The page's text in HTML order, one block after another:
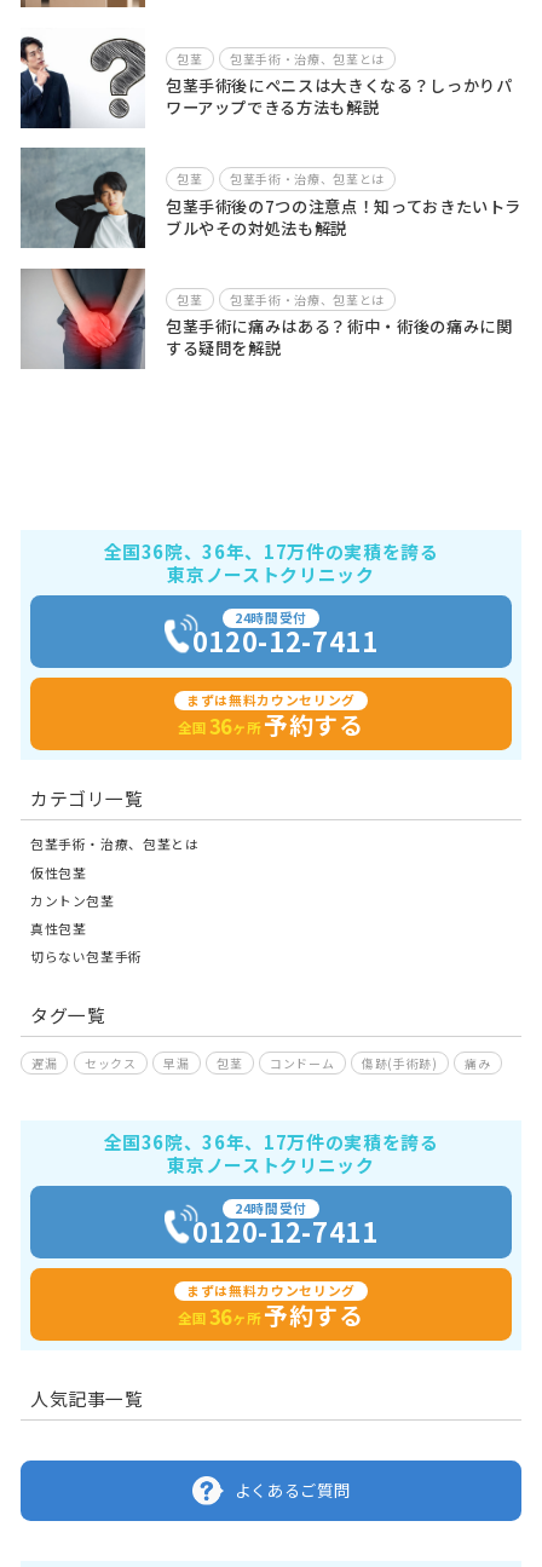
包茎 包茎手術・治療、包茎とは
包茎手術後にペニスは大きくなる？しっかりパ
ワーアップできる方法も解説
包茎 包茎手術・治療、包茎とは
包茎手術後の7つの注意点！知っておきたいトラ
ブルやその対処法も解説
包茎 包茎手術・治療、包茎とは
包茎手術に痛みはある？術中・術後の痛みに関
する疑問を解説
全国36院、36年、17万件の実積を誇る
東京ノーストクリニック
24時間受付
0120-12-7411
まずは無料カウンセリング
全国 36ヶ所 予約する
カテゴリ一覧
包茎手術・治療、包茎とは
仮性包茎
カントン包茎
真性包茎
切らない包茎手術
タグ一覧
遅漏 セックス 早漏 包茎 コンドーム 傷跡(手術跡) 痛み
全国36院、36年、17万件の実積を誇る
東京ノーストクリニック
24時間受付
0120-12-7411
まずは無料カウンセリング
全国 36ヶ所 予約する
人気記事一覧
よくあるご質問